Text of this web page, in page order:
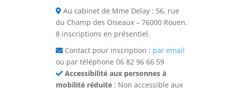
Au cabinet de Mme Delay : 56, rue
du Champ des Oiseaux – 76000 Rouen.
8 inscriptions en présentiel.
Contact pour inscription : par email
ou par téléphone 06 82 96 66 59
Accessibilité aux personnes à
mobilité réduite: Non accessible aux